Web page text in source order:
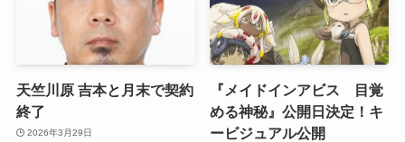
天竺川原 吉本と月末で契約
終了
2026年3月29日
『メイドインアビス 目覚
める神秘』公開日決定！キ
ービジュアル公開